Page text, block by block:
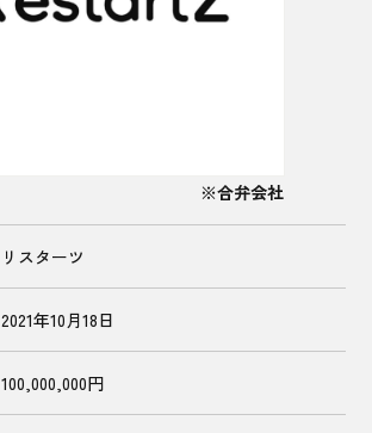
※合弁会社
リスターツ
2021年10月18日
100,000,000円